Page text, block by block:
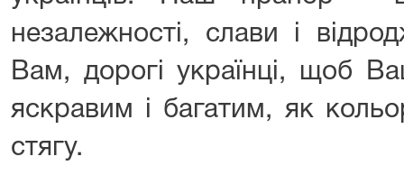
незалежності, слави і
Вам, дорогі українці, щоб
яскравим і багатим, як
стягу.